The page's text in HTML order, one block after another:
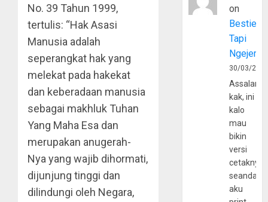
No. 39 Tahun 1999,
tertulis: “Hak Asasi
Manusia adalah
seperangkat hak yang
melekat pada hakekat
dan keberadaan manusia
sebagai makhluk Tuhan
Yang Maha Esa dan
merupakan anugerah-
Nya yang wajib dihormati,
dijunjung tinggi dan
dilindungi oleh Negara,
on
Bestie
Tapi
30/03/
kak, ini
kalo
mau
bikin
versi
cetaknya
aku